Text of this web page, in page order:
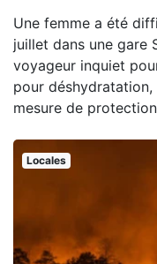
Une femme a été
juillet dans une gare
voyageur inquiet
pour déshydratation,
mesure de
Locales